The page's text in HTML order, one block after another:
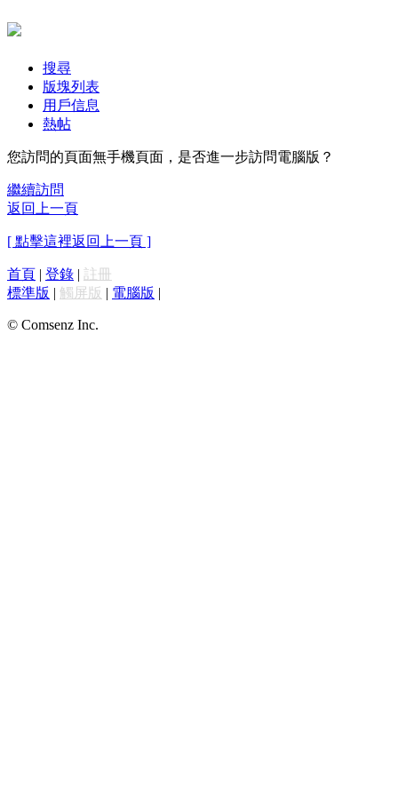
搜尋
版塊列表
用戶信息
熱帖
您訪問的頁面無手機頁面，是否進一步訪問電腦版？
繼續訪問
返回上一頁
[ 點擊這裡返回上一頁 ]
首頁 | 登錄 | 註冊
標準版 | 觸屏版 | 電腦版 |
© Comsenz Inc.